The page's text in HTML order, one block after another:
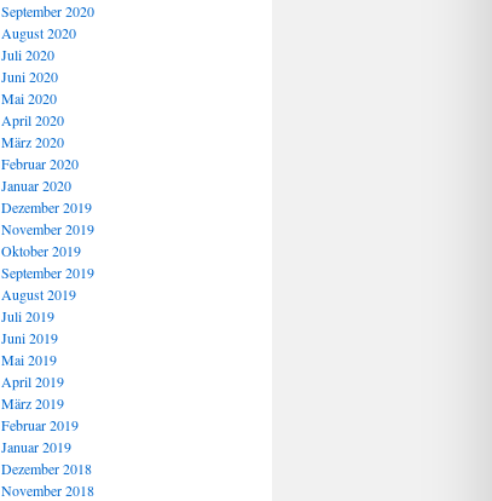
September 2020
August 2020
Juli 2020
Juni 2020
Mai 2020
April 2020
März 2020
Februar 2020
Januar 2020
Dezember 2019
November 2019
Oktober 2019
September 2019
August 2019
Juli 2019
Juni 2019
Mai 2019
April 2019
März 2019
Februar 2019
Januar 2019
Dezember 2018
November 2018